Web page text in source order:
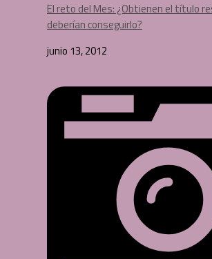
El reto del Mes: ¿Obtienen el título
deberían conseguirlo?
junio 13, 2012